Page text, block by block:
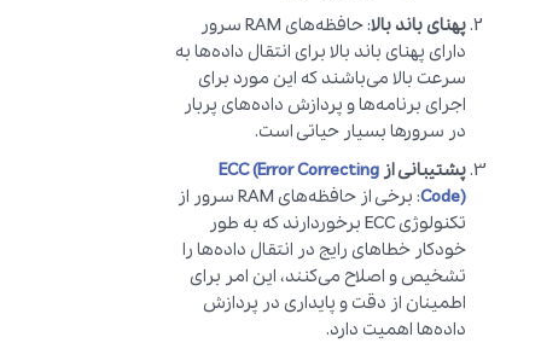
پهنای باند بالا
: حافظه‌های RAM سرور
دارای پهنای باند بالا برای انتقال داده‌ها به
سرعت بالا می‌باشند که این مورد برای
اجرای برنامه‌ها و پردازش داده‌های پربار
در سرورها بسیار حیاتی است.
پشتیبانی از ECC (Error Correcting
Code)
: برخی از حافظه‌های RAM سرور از
تکنولوژی ECC برخوردارند که به طور
خودکار خطاهای رایج در انتقال داده‌ها را
تشخیص و اصلاح می‌کنند، این امر برای
اطمینان از دقت و پایداری در پردازش
داده‌ها اهمیت دارد.